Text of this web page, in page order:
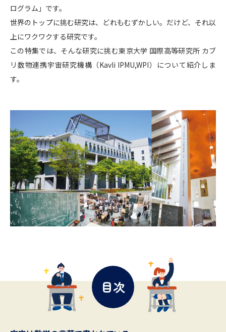
大学で学べる内容や特徴を調べる
新増設大学・学部・学科特集
データサイエンス特集 奨学金・特待生制度特集
デジタルパンフレット 進路の３択
新学年スタート号特集ページ
（高3生用）
新学年スタート号特集ページ
（高2生用）
オープンキャンパスなどを調べる
オープンキャンパス検索 実施プログラムから探す
受験準備 資料検索
ログラム」です。
世界のトップに挑む研究は、どれもむずかしい。だけど、それ以
上にワクワクする研究です。
この特集では、そんな研究に挑む東京大学 国際高等研究所 カブ
リ数物連携宇宙研究機構（Kavli IPMU,WPI）について紹介しま
す。
目次